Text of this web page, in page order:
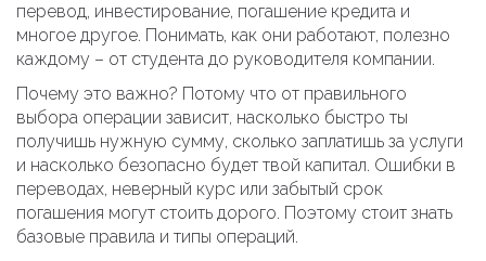
перевод, инвестирование, погашение кредита и
многое другое. Понимать, как они работают, полезно
каждому – от студента до руководителя компании.
Почему это важно? Потому что от правильного
выбора операции зависит, насколько быстро ты
получишь нужную сумму, сколько заплатишь за услуги
и насколько безопасно будет твой капитал. Ошибки в
переводах, неверный курс или забытый срок
погашения могут стоить дорого. Поэтому стоит знать
базовые правила и типы операций.